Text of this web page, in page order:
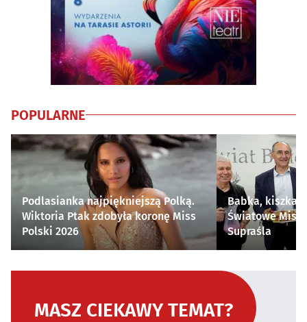
POPULARNE
Podlasianka najpiękniejszą Polką.
Wiktoria Ptak zdobyła koronę Miss
Polski 2026
Babka, kiszka i
Światowe
Supraśla
MASZ CIEKAWY TEMAT?